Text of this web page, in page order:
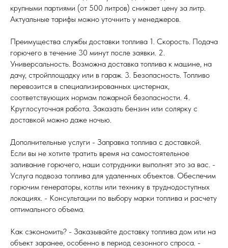
крупными партиями (от 500 литров) снижает цену за литр.
Актуальные тарифы можно уточнить у менеджеров.
Преимущества службы доставки топлива 1. Скорость. Подача
горючего в течение 30 минут после заявки. 2.
Универсальность. Возможна доставка топлива к машине, на
дачу, стройплощадку или в гараж. 3. Безопасность. Топливо
перевозится в специализированных цистернах,
соответствующих нормам пожарной безопасности. 4.
Круглосуточная работа. Заказать бензин или солярку с
доставкой можно даже ночью.
Дополнительные услуги - Заправка топлива с доставкой.
Если вы не хотите тратить время на самостоятельное
заливание горючего, наши сотрудники выполнят это за вас. -
Услуга подвоза топлива для удаленных объектов. Обеспечим
горючим генераторы, котлы или технику в труднодоступных
локациях. - Консультации по выбору марки топлива и расчету
оптимального объема.
Как сэкономить? - Заказывайте доставку топлива дом или на
объект заранее, особенно в период сезонного спроса. -